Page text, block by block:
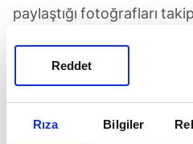
Rıza Bilgiler
Reddet
paylaştığı fotoğrafları
Şahin'e, "Fotoğraf
birçok yorum geldi.